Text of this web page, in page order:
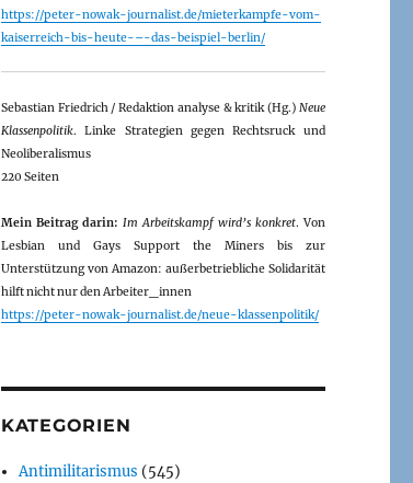
https://peter-nowak-journalist.de/mieterkampfe-vom-
kaiserreich-bis-heute-–-das-beispiel-berlin/
Sebastian Friedrich / Redaktion analyse & kritik (Hg.) Neue
Klassenpolitik. Linke Strategien gegen Rechtsruck und
Neoliberalismus
220 Seiten
Mein Beitrag darin: Im Arbeitskampf wird’s konkret. Von
Lesbian und Gays Support the Miners bis zur
Unterstützung von Amazon: außerbetriebliche Solidarität
hilft nicht nur den Arbeiter_innen
https://peter-nowak-journalist.de/neue-klassenpolitik/
KATEGORIEN
Antimilitarismus (545)